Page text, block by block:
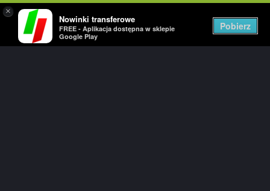
×
Nowinki transferowe
FREE - Aplikacja dostępna w sklepie
Google Play
Pobierz